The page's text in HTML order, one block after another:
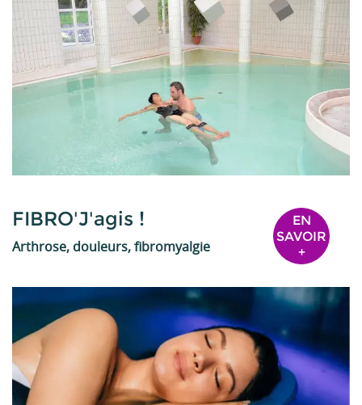
FIBRO'J'agis !
Arthrose, douleurs, fibromyalgie
EN
SAVOIR
+